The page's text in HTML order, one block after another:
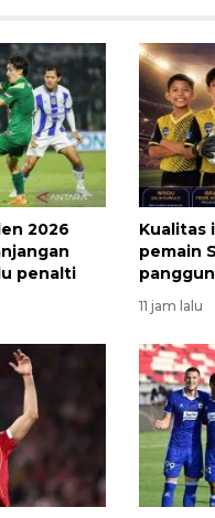
2026
penalti
Kualitas
pemain
11 jam lalu